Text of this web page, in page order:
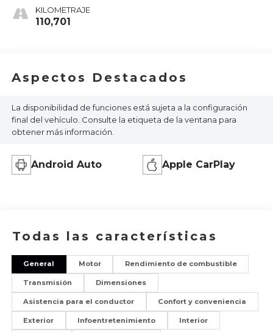
KILOMETRAJE
110,701
Aspectos Destacados
La disponibilidad de funciones está sujeta a la configuración
final del vehículo. Consulte la etiqueta de la ventana para
obtener más información.
Android Auto Apple CarPlay
Todas las características
General Motor Rendimiento de combustible
Transmisión Dimensiones
Asistencia para el conductor Confort y conveniencia
Exterior Infoentretenimiento Interior